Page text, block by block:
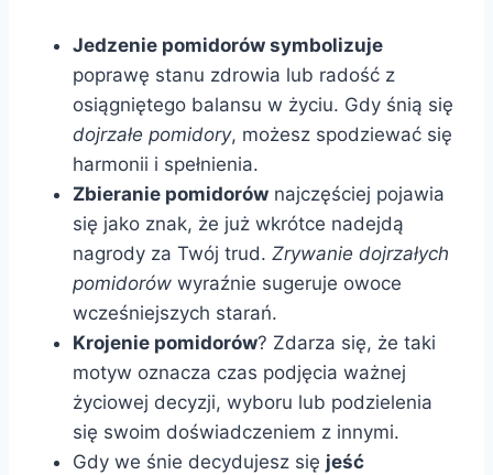
Jedzenie pomidorów symbolizuje
poprawę stanu zdrowia lub radość z
osiągniętego balansu w życiu. Gdy śnią się
dojrzałe pomidory, możesz spodziewać się
harmonii i spełnienia.
Zbieranie pomidorów najczęściej pojawia
się jako znak, że już wkrótce nadejdą
nagrody za Twój trud. Zrywanie dojrzałych
pomidorów wyraźnie sugeruje owoce
wcześniejszych starań.
Krojenie pomidorów? Zdarza się, że taki
motyw oznacza czas podjęcia ważnej
życiowej decyzji, wyboru lub podzielenia
się swoim doświadczeniem z innymi.
Gdy we śnie decydujesz się jeść